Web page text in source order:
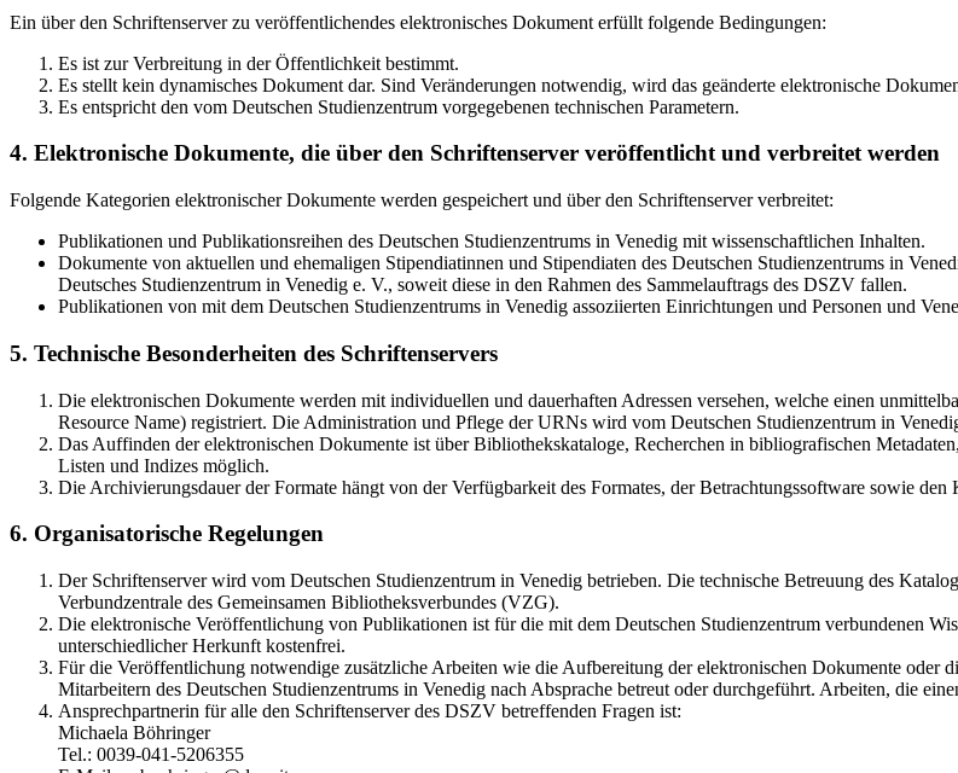
Ein über den Schriftenserver zu veröffentlichendes elektronisches Dokument erfüllt folgende Bedingungen:
Es ist zur Verbreitung in der Öffentlichkeit bestimmt.
Es stellt kein dynamisches Dokument dar. Sind Veränderungen notwendig, wird das geänderte elektronische
Es entspricht den vom Deutschen Studienzentrum vorgegebenen technischen Parametern.
4. Elektronische Dokumente, die über den Schriftenserver veröffentlicht und verbreitet werden
Folgende Kategorien elektronischer Dokumente werden gespeichert und über den Schriftenserver verbreitet:
Publikationen und Publikationsreihen des Deutschen Studienzentrums in Venedig mit wissenschaftlichen Inhalten.
Dokumente von aktuellen und ehemaligen Stipendiatinnen und Stipendiaten des Deutschen Studienzentrums in
Deutsches Studienzentrum in Venedig e. V., soweit diese in den Rahmen des Sammelauftrags des DSZV fallen.
Publikationen von mit dem Deutschen Studienzentrums in Venedig assoziierten Einrichtungen und Personen und
5. Technische Besonderheiten des Schriftenservers
Die elektronischen Dokumente werden mit individuellen und dauerhaften Adressen versehen, welche einen
Resource Name) registriert. Die Administration und Pflege der URNs wird vom Deutschen Studienzentrum in
Das Auffinden der elektronischen Dokumente ist über Bibliothekskataloge, Recherchen in bibliografischen
Listen und Indizes möglich.
Die Archivierungsdauer der Formate hängt von der Verfügbarkeit des Formates, der Betrachtungssoftware sowie
6. Organisatorische Regelungen
Der Schriftenserver wird vom Deutschen Studienzentrum in Venedig betrieben. Die technische Betreuung des
Verbundzentrale des Gemeinsamen Bibliotheksverbundes (VZG).
Die elektronische Veröffentlichung von Publikationen ist für die mit dem Deutschen Studienzentrum verbundenen
unterschiedlicher Herkunft kostenfrei.
Für die Veröffentlichung notwendige zusätzliche Arbeiten wie die Aufbereitung der elektronischen Dokumente oder
Mitarbeitern des Deutschen Studienzentrums in Venedig nach Absprache betreut oder durchgeführt. Arbeiten, die
Ansprechpartnerin für alle den Schriftenserver des DSZV betreffenden Fragen ist:
Michaela Böhringer
Tel.: 0039-041-5206355